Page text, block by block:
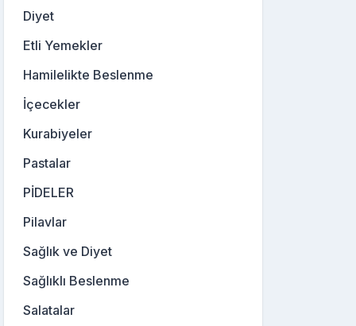
Diyet
Etli Yemekler
Hamilelikte Beslenme
İçecekler
Kurabiyeler
Pastalar
PİDELER
Pilavlar
Sağlık ve Diyet
Sağlıklı Beslenme
Salatalar